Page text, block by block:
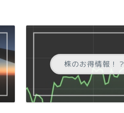
株のお得情報！？